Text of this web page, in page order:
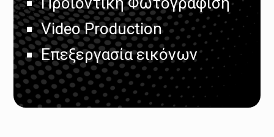
Video Production
Επεξεργασία εικόνων